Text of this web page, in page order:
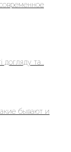
та...
бывают и